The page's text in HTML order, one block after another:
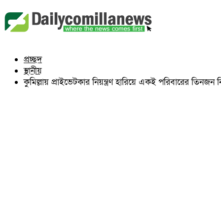
ব্রাহ্মণপাড়া
লাকসাম
লালমাই
প্রচ্ছদ
স্থানীয়
কুমিল্লায় প্রাইভেটকার নিয়ন্ত্রণ হারিয়ে একই পরিবারের তিনজন